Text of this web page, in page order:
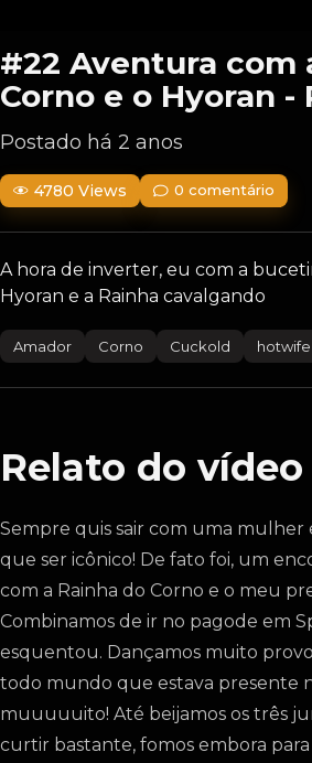
#22 Aventura com
Corno e o Hyoran -
Postado há 2 anos
4780 Views 0 comentário
A hora de inverter, eu com a
Hyoran e a Rainha cavalgando
Amador Corno Cuckold hotwife
Relato do vídeo
Sempre quis sair com uma mulher
que ser icônico! De fato foi, um
com a Rainha do Corno e o meu
Combinamos de ir no pagode em
esquentou. Dançamos muito
todo mundo que estava presente
muuuuuito! Até beijamos os três
curtir bastante, fomos embora